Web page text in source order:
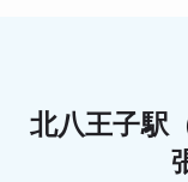
北八王子駅